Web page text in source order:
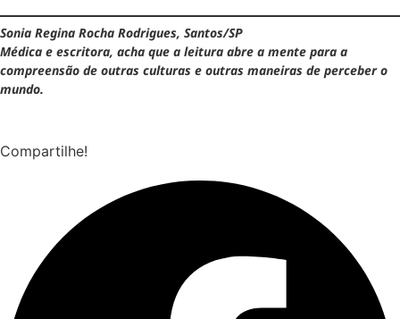
Sonia Regina Rocha Rodrigues, Santos/SP
Médica e escritora, acha que a leitura abre a mente para a
compreensão de outras culturas e outras maneiras de perceber o
mundo.
Compartilhe!